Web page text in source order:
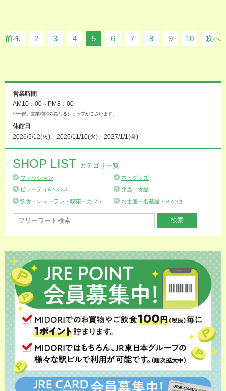
前へ
1 2 3 4 5 6 7 8 9 10 11
次へ
営業時間
AM10：00～PM8：00
※一部、営業時間の異なるショップがございます。
休館日
2026/5/12(火)、2026/11/10(火)、2027/1/1(金)
SHOP LIST カテゴリ一覧
ファッション
本・グッズ
ビューティ&ヘルス
弁当・食品
飲食・レストラン・喫茶・カフェ
お土産・名産品・その他